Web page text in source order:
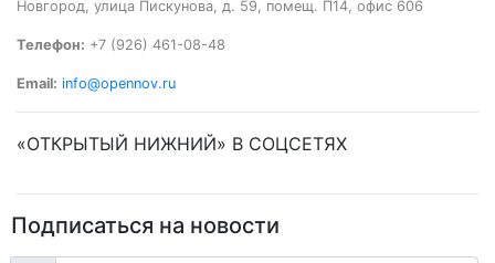
Новгород, улица Пискунова, д. 59, помещ. П14, офис 606
Телефон: +7 (926) 461-08-48
Email: info@opennov.ru
«ОТКРЫТЫЙ НИЖНИЙ» В СОЦСЕТЯХ
Подписаться на новости